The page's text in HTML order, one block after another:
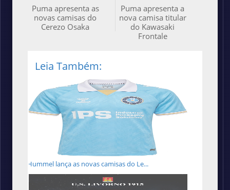
Puma apresenta a
nova camisa titular
do Kawasaki
Frontale
Puma apresenta as
novas camisas do
Cerezo Osaka
Leia Também:
Hummel lança as novas camisas do Le...